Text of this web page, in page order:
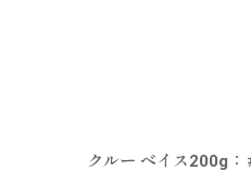
クルー ベイス200g：